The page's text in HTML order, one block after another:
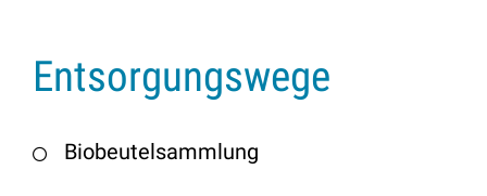
Entsorgungswege
Biobeutelsammlung